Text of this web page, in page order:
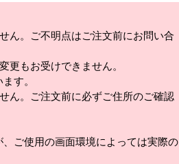
ん。ご不明点はご注文前にお問い合
もお受けできません。
す。
ん。ご注文前に必ずご住所のご確認
ご使用の画面環境によっては実際の